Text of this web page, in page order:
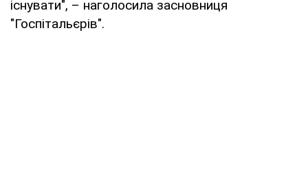
існувати", – наголосила засновниця
"Госпітальєрів".